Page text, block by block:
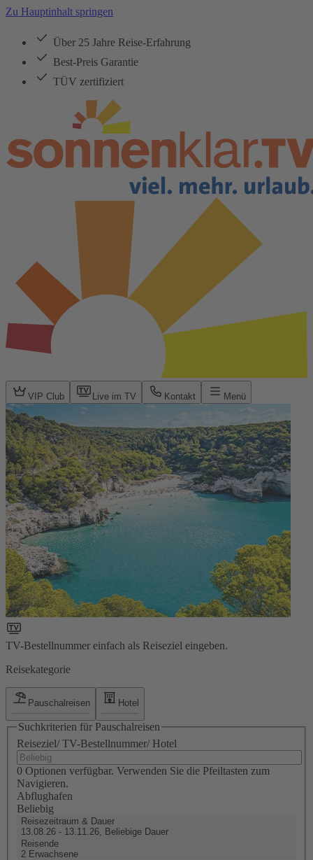
Zu Hauptinhalt springen
Über 25 Jahre Reise-Erfahrung
Best-Preis Garantie
TÜV zertifiziert
VIP Club Live im TV Kontakt Menü
TV-Bestellnummer einfach als Reiseziel eingeben.
Reisekategorie
Pauschalreisen Hotel
Suchkriterien für Pauschalreisen
Reiseziel/ TV-Bestellnummer/ Hotel
0 Optionen verfügbar. Verwenden Sie die Pfeiltasten zum
Navigieren.
Abflughafen
Beliebig
Reisezeitraum & Dauer
13.08.26 - 13.11.26, Beliebige Dauer
Reisende
2 Erwachsene